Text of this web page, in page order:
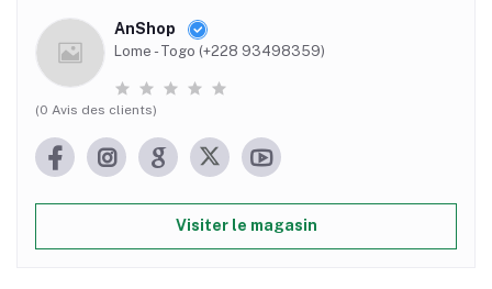
AnShop
Lome - Togo (+228 93498359)
(0 Avis des clients)
Visiter le magasin